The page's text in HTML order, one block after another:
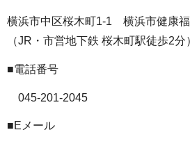
横浜市中区桜木町1-1 横浜市健康
（JR・市営地下鉄 桜木町駅徒歩2分
■電話番号
045-201-2045
■Eメール